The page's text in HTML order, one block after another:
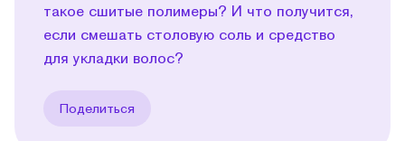
такое сшитые полимеры? И что получится,
если смешать столовую соль и средство
для укладки волос?
Поделиться